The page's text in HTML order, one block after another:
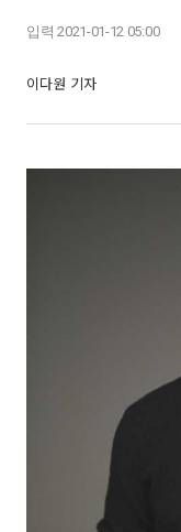
입력 2021-01-12 05:00
이다원 기자